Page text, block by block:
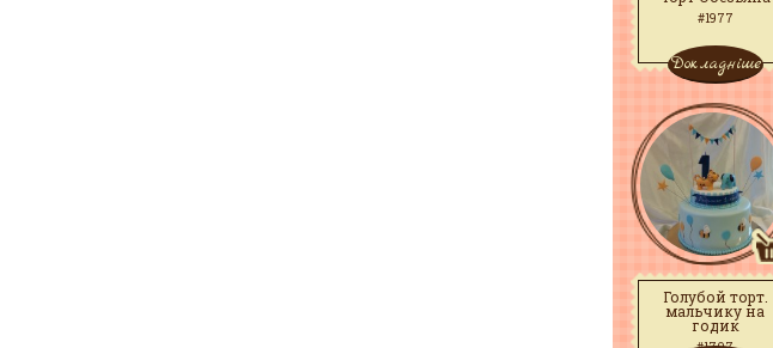
#1977
Докладніше
Голубой торт.
мальчику на
годик